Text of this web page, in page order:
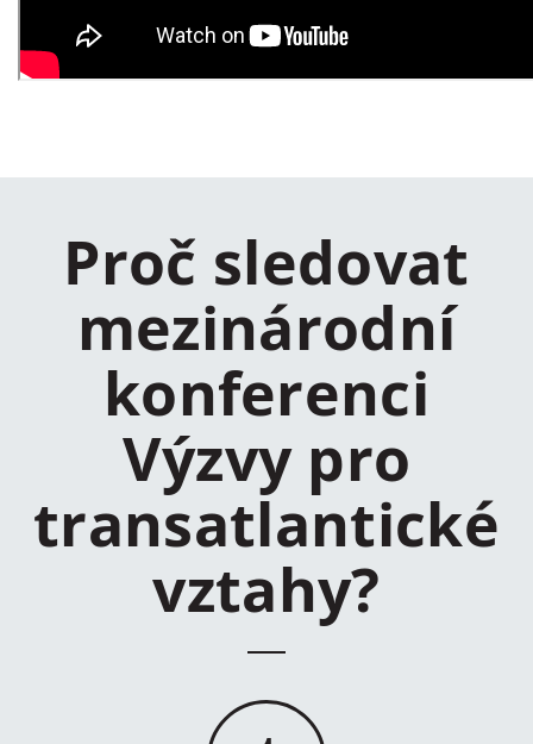
Proč sledovat
mezinárodní
konferenci
Výzvy pro
transatlantické
vztahy?